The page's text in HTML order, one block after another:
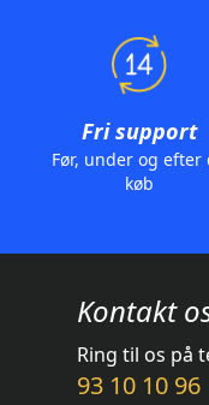
Fri support
Før, under og efter
køb
Kontakt
Ring til os på
93 10 10 96